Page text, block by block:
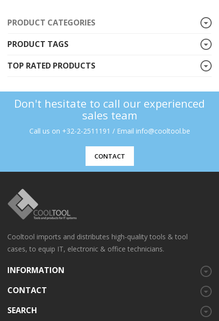
PRODUCT CATEGORIES
PRODUCT TAGS
TOP RATED PRODUCTS
Don't hesitate to call our experienced
sales team
Call us on +32-2-2511191 / Email info@cooltool.be
CONTACT
Cooltool imports and distributes high-quality tools & tool
cases, to equip IT, electronic & office technicians.
INFORMATION
CONTACT
SEARCH